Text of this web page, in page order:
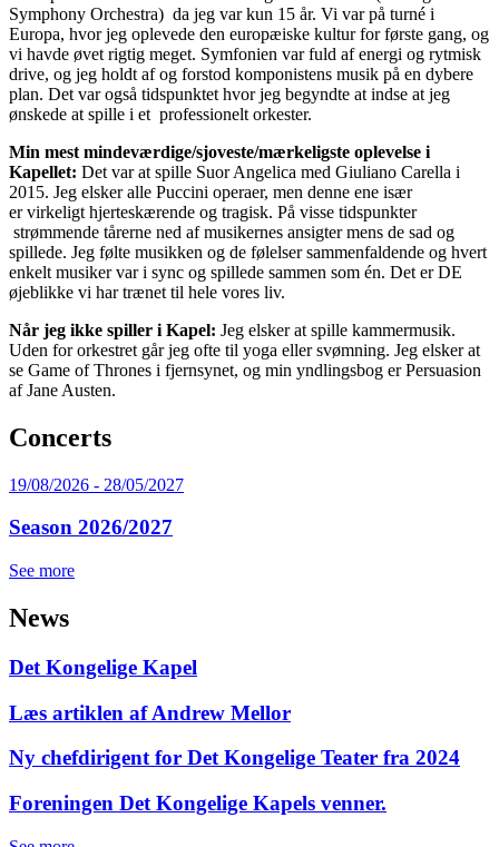
Symphony Orchestra) da jeg var kun 15 år. Vi var på turné i
Europa, hvor jeg oplevede den europæiske kultur for første gang, og
vi havde øvet rigtig meget. Symfonien var fuld af energi og rytmisk
drive, og jeg holdt af og forstod komponistens musik på en dybere
plan. Det var også tidspunktet hvor jeg begyndte at indse at jeg
ønskede at spille i et professionelt orkester.
Min mest mindeværdige/sjoveste/mærkeligste oplevelse i
Kapellet: Det var at spille Suor Angelica med Giuliano Carella i
2015. Jeg elsker alle Puccini operaer, men denne ene især
er virkeligt hjerteskærende og tragisk. På visse tidspunkter
strømmende tårerne ned af musikernes ansigter mens de sad og
spillede. Jeg følte musikken og de følelser sammenfaldende og hvert
enkelt musiker var i sync og spillede sammen som én. Det er DE
øjeblikke vi har trænet til hele vores liv.
Når jeg ikke spiller i Kapel: Jeg elsker at spille kammermusik.
Uden for orkestret går jeg ofte til yoga eller svømning. Jeg elsker at
se Game of Thrones i fjernsynet, og min yndlingsbog er Persuasion
af Jane Austen.
Concerts
19/08/2026 - 28/05/2027
Season 2026/2027
See more
News
Det Kongelige Kapel
Læs artiklen af Andrew Mellor
Ny chefdirigent for Det Kongelige Teater fra 2024
Foreningen Det Kongelige Kapels venner.